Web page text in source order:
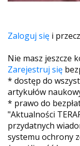
Zaloguj się i
Nie masz jeszcze
Zarejestruj się
* dostęp do
artykułów
* prawo do
"Aktualności
przydatnych
systemu ochrony